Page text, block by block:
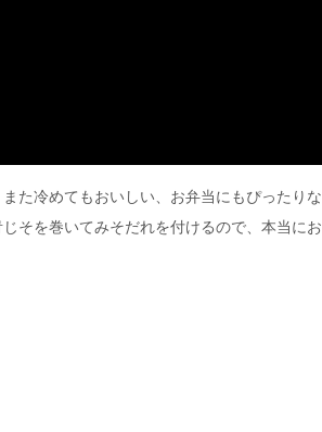
た冷めてもおいしい、お弁当にもぴったりな
そを巻いてみそだれを付けるので、本当にお